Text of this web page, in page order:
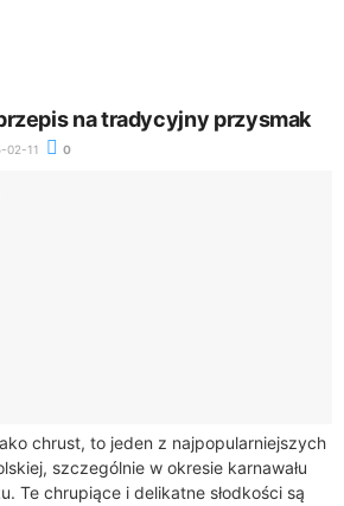
na tradycyjny przysmak
02-11 0
chrust, to jeden z najpopularniejszych
szczególnie w okresie karnawału
Te chrupiące i delikatne słodkości są